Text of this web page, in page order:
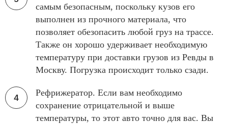
самым безопасным, поскольку кузов его
выполнен из прочного материала, что
позволяет обезопасить любой груз на трассе.
Также он хорошо удерживает необходимую
температуру при доставки грузов из Ревды в
Москву. Погрузка происходит только сзади.
Рефрижератор. Если вам необходимо
сохранение отрицательной и выше
температуры, то этот авто точно для вас. Вы